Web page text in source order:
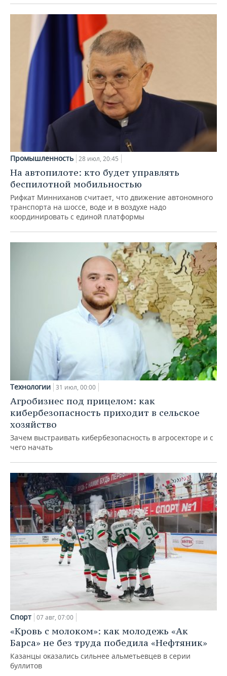
Промышленность 28 июл, 20:45
На автопилоте: кто будет управлять
беспилотной мобильностью
Рифкат Минниханов считает, что движение автономного
транспорта на шоссе, воде и в воздухе надо
координировать с единой платформы
Технологии 31 июл, 00:00
Агробизнес под прицелом: как
кибербезопасность приходит в сельское
хозяйство
Зачем выстраивать кибербезопасность в агросекторе и с
чего начать
Спорт 07 авг, 07:00
«Кровь с молоком»: как молодежь «Ак
Барса» не без труда победила «Нефтяник»
Казанцы оказались сильнее альметьевцев в серии
буллитов